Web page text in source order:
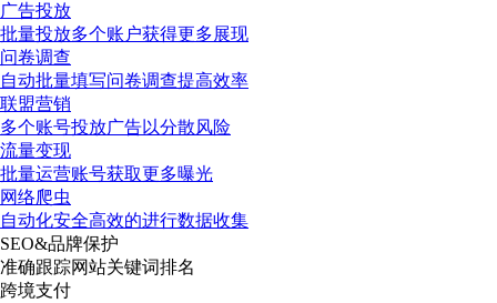
广告投放
批量投放多个账户获得更多展现
问卷调查
自动批量填写问卷调查提高效率
联盟营销
多个账号投放广告以分散风险
流量变现
批量运营账号获取更多曝光
网络爬虫
自动化安全高效的进行数据收集
SEO&品牌保护
准确跟踪网站关键词排名
跨境支付